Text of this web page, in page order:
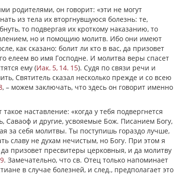
родителями, он говорит: «эти не могут
из тела их вторгнувшуюся болезнь: те,
то подвергая их кроткому наказанию, то
но и помощию молитв. Ибо они имеют
как сказано: болит ли кто в вас, да призовет
елеем во имя Господне. И молитва веры спасет
ему (Иак. 5, 14. 15). Судя по связи речи и
Святитель сказал несколько прежде и со всею
, – можем заключать, что здесь он говорит именно
наставление: «когда у тебя подвергнется
Саваоф и другие, усвояемые Бож. Писанием Богу,
за себя молитвы. Ты поступишь гораздо лучше,
славу не духам нечистым, но Богу. При этом я
призовет пресвитеры церковныя, и да молитву
. Замечательно, что св. Отец только напоминает
в случае болезней, и след., предполагает это